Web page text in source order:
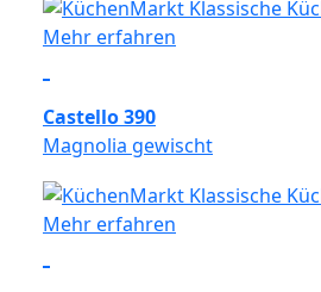
Mehr erfahren
Castello 390
Magnolia gewischt
Mehr erfahren